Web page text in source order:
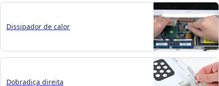
Dissipador de calor
Dobradiça direita